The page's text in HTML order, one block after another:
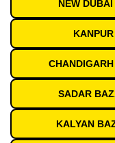
NEW
SADAR
KALYAN